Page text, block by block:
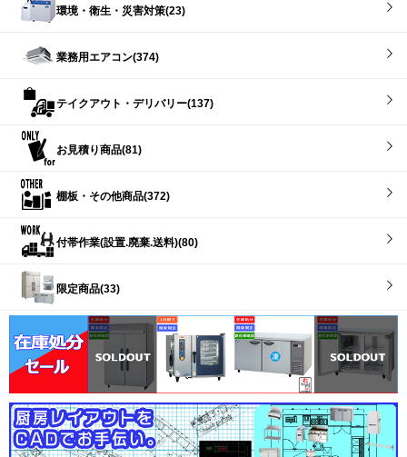
環境・衛生・災害対策(23)
業務用エアコン(374)
テイクアウト・デリバリー(137)
お見積り商品(81)
棚板・その他商品(372)
付帯作業(設置.廃棄.送料)(80)
限定商品(33)